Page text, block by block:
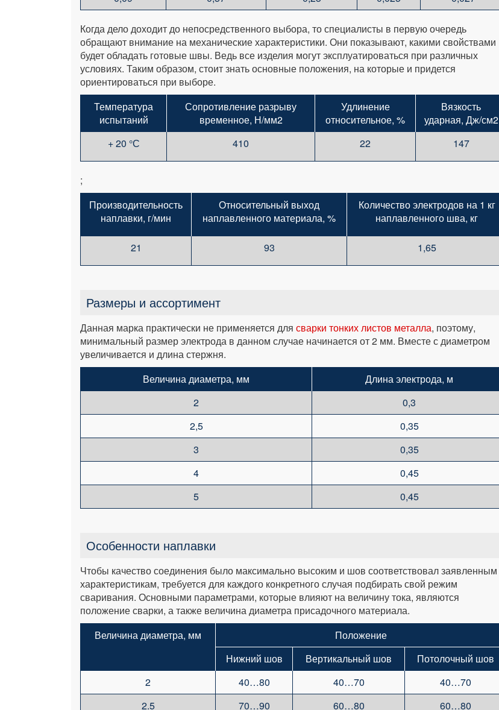
Когда дело доходит до непосредственного выбора, то специалисты в первую очередь
обращают внимание на механические характеристики. Они показывают, какими свойствами
будет обладать готовые швы. Ведь все изделия могут эксплуатироваться при различных
условиях. Таким образом, стоит знать основные положения, на которые и придется
ориентироваться при выборе.
Температура
испытаний
Сопротивление разрыву
временное, Н/мм2
Удлинение
относительное, %
Вязкость
ударная, Дж/см2
+ 20 °С
410 22 147
;
Производительность
наплавки, г/мин
Относительный выход
наплавленного материала, %
Количество электродов на 1 кг
наплавленного шва, кг
21 93 1,65
Размеры и ассортимент
Данная марка практически не применяется для сварки тонких листов металла, поэтому,
минимальный размер электрода в данном случае начинается от 2 мм. Вместе с диаметром
увеличивается и длина стержня.
Величина диаметра, мм
Длина электрода, м
2
0,3
2,5
0,35
3
0,35
4
0,45
5
0,45
Особенности наплавки
Чтобы качество соединения было максимально высоким и шов соответствовал заявленным
характеристикам, требуется для каждого конкретного случая подбирать свой режим
сваривания. Основными параметрами, которые влияют на величину тока, являются
положение сварки, а также величина диаметра присадочного материала.
Величина диаметра, мм
Положение
Нижний шов
Вертикальный шов
Потолочный шов
2
40…80 40…70
40…70
2.5
70…90 60…80 60…80